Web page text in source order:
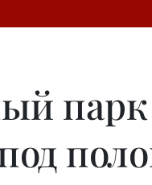
парк